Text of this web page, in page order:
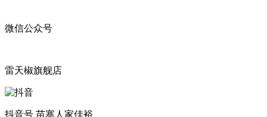
微信公众号
雷天椒旗舰店
抖音号 苗寨人家佳裕